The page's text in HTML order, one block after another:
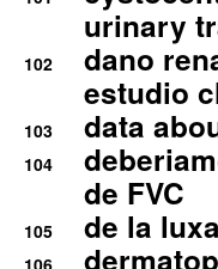
urinary
102
dano
estudio
103 data
104
de FVC
105 de la